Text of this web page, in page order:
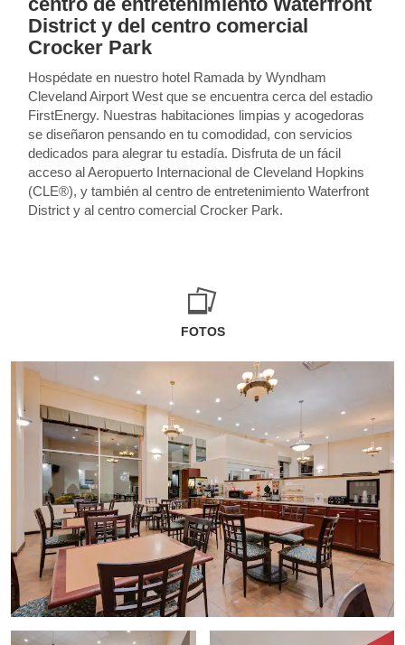
District y del centro comercial
Crocker Park
Hospédate en nuestro hotel Ramada by Wyndham
Cleveland Airport West que se encuentra cerca del estadio
FirstEnergy. Nuestras habitaciones limpias y acogedoras
se diseñaron pensando en tu comodidad, con servicios
dedicados para alegrar tu estadía. Disfruta de un fácil
acceso al Aeropuerto Internacional de Cleveland Hopkins
(CLE®), y también al centro de entretenimiento Waterfront
District y al centro comercial Crocker Park.
FOTOS